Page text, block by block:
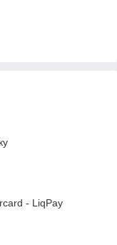
- LiqPay